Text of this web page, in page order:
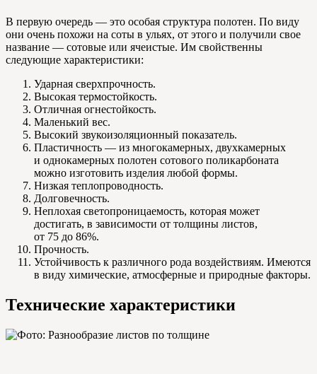
В первую очередь — это особая структура полотен. По виду
они очень похожи на соты в ульях, от этого и получили свое
название — сотовые или ячеистые. Им свойственны
следующие характеристики:
Ударная сверхпрочность.
Высокая термостойкость.
Отличная огнестойкость.
Маленький вес.
Высокий звукоизоляционный показатель.
Пластичность — из многокамерных, двухкамерных
и однокамерных полотен сотового поликарбоната
можно изготовить изделия любой формы.
Низкая теплопроводность.
Долговечность.
Неплохая светопроницаемость, которая может
достигать, в зависимости от толщины листов,
от 75 до 86%.
Прочность.
Устойчивость к различного рода воздействиям. Имеются
в виду химические, атмосферные и природные факторы.
Технические характеристики